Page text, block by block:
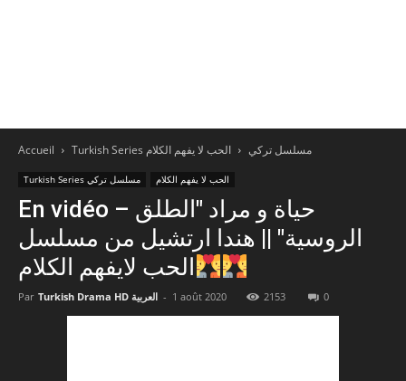
Accueil Turkish Series مسلسل تركي الحب لا يفهم الكلام
Turkish Series مسلسل تركي الحب لا يفهم الكلام
En vidéo – حياة و مراد "الطلق
الروسية" || هندا ارتشيل من مسلسل
الحب لايفهم الكلام
Par Turkish Drama HD العربية - 1 août 2020 2153 0